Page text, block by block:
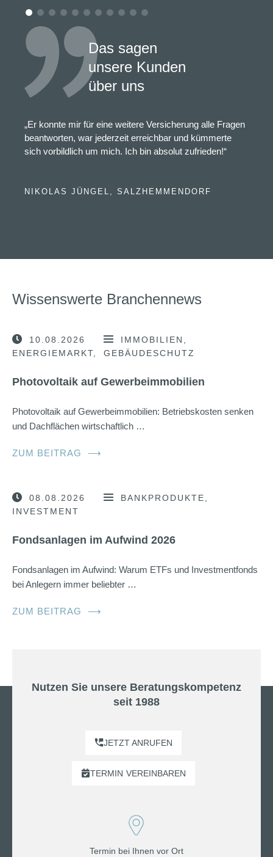
Das sagen
unsere Kunden
über uns
„Er konnte mir für eine weitere Versicherung alle Fragen
beantworten, war jederzeit erreichbar und kümmerte
sich vorbildlich um mich. Ich bin absolut zufrieden!“
NIKOLAS JÜNGEL, SALZHEMMENDORF
Wissenswerte Branchennews
10.08.2026
IMMOBILIEN
ENERGIEMARKT
GEBÄUDESCHUTZ
Photovoltaik auf Gewerbeimmobilien
Photovoltaik auf Gewerbeimmobilien: Betriebskosten senken
und Dachflächen wirtschaftlich …
ZUM BEITRAG ⟶
08.08.2026
BANKPRODUKTE
INVESTMENT
Fondsanlagen im Aufwind 2026
Fondsanlagen im Aufwind: Warum ETFs und Investmentfonds
bei Anlegern immer beliebter …
ZUM BEITRAG ⟶
Nutzen Sie unsere Beratungskompetenz
seit 1988
JETZT ANRUFEN
TERMIN VEREINBAREN
Termin bei Ihnen vor Ort